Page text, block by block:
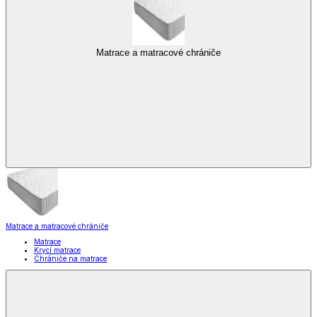
Matrace a matracové chrániče
Matrace a matracové chrániče
Matrace
Krycí matrace
Chrániče na matrace